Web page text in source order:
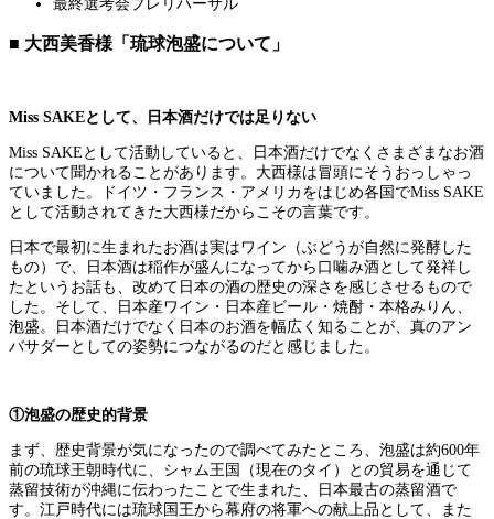
最終選考会プレリハーサル
■ 大西美香様「琉球泡盛について」
Miss SAKEとして、日本酒だけでは足りない
Miss SAKEとして活動していると、日本酒だけでなくさまざまなお酒
について聞かれることがあります。大西様は冒頭にそうおっしゃっ
ていました。ドイツ・フランス・アメリカをはじめ各国でMiss SAKE
として活動されてきた大西様だからこその言葉です。
日本で最初に生まれたお酒は実はワイン（ぶどうが自然に発酵した
もの）で、日本酒は稲作が盛んになってから口噛み酒として発祥し
たというお話も、改めて日本の酒の歴史の深さを感じさせるもので
した。そして、日本産ワイン・日本産ビール・焼酎・本格みりん、
泡盛。日本酒だけでなく日本のお酒を幅広く知ることが、真のアン
バサダーとしての姿勢につながるのだと感じました。
①泡盛の歴史的背景
まず、歴史背景が気になったので調べてみたところ、泡盛は約600年
前の琉球王朝時代に、シャム王国（現在のタイ）との貿易を通じて
蒸留技術が沖縄に伝わったことで生まれた、日本最古の蒸留酒で
す。江戸時代には琉球国王から幕府の将軍への献上品として、また